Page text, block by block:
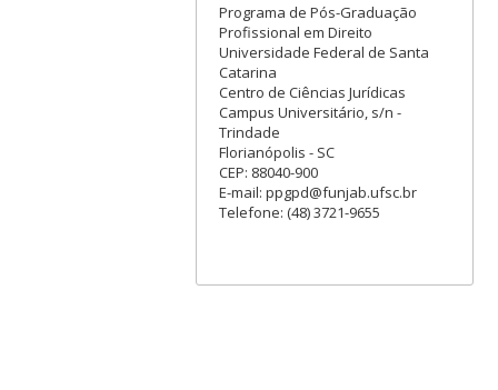
Programa de Pós-Graduação
Profissional em Direito
Universidade Federal de Santa
Catarina
Centro de Ciências Jurídicas
Campus Universitário, s/n -
Trindade
Florianópolis - SC
CEP: 88040-900
E-mail: ppgpd@funjab.ufsc.br
Telefone: (48) 3721-9655